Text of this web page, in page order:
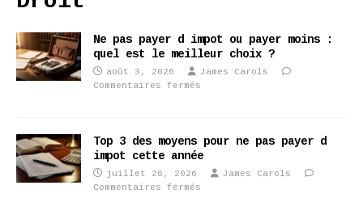
Ne pas payer d impot ou payer moins :
quel est le meilleur choix ?
août 3, 2026
James Carols
Commentaires fermés
Top 3 des moyens pour ne pas payer d
impot cette année
juillet 26, 2026
James Carols
Commentaires fermés